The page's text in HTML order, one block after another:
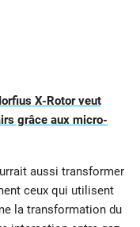
X-Rotor veut
grâce aux micro-
aussi transformer
ceux qui utilisent
la transformation du